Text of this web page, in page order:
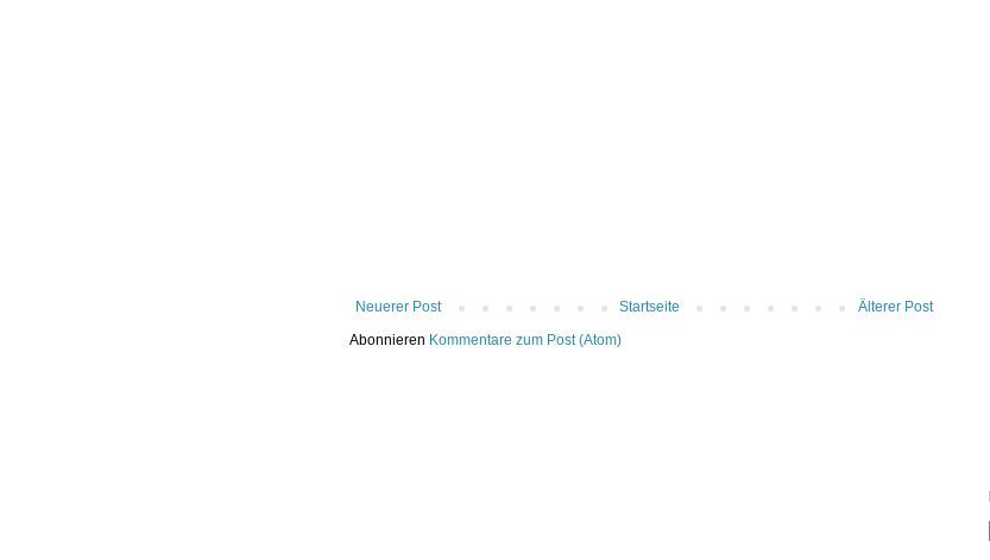
Neuerer Post Älterer Post
Startseite
Abonnieren Kommentare zum Post (Atom)